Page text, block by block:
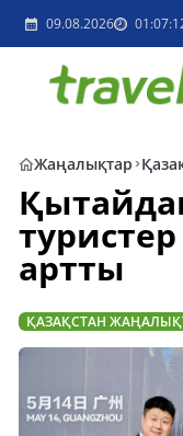
09.08.2026
Жаңалықтар
артты
ҚАЗАҚСТАН